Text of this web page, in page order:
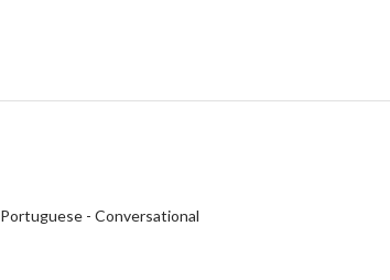
Portuguese- Conversational